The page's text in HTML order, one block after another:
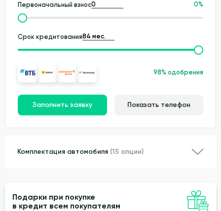
Первоначальный взнос 0%
Срок кредитования
98% одобрения
Заполнить заявку Показать телефон
Комплектация автомобиля (15 опции)
Подарки при покупке
в кредит всем покупателям